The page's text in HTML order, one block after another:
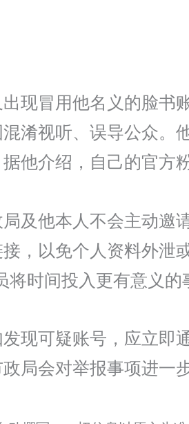
现冒用他名义的脸书
淆视听、误导公众。
他介绍，自己的官方
及他本人不会主动邀
，以免个人资料外泄
将时间投入更有意义的
现可疑账号，应立即
局会对举报事项进一